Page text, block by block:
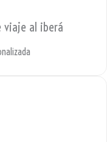
viaje al iberá